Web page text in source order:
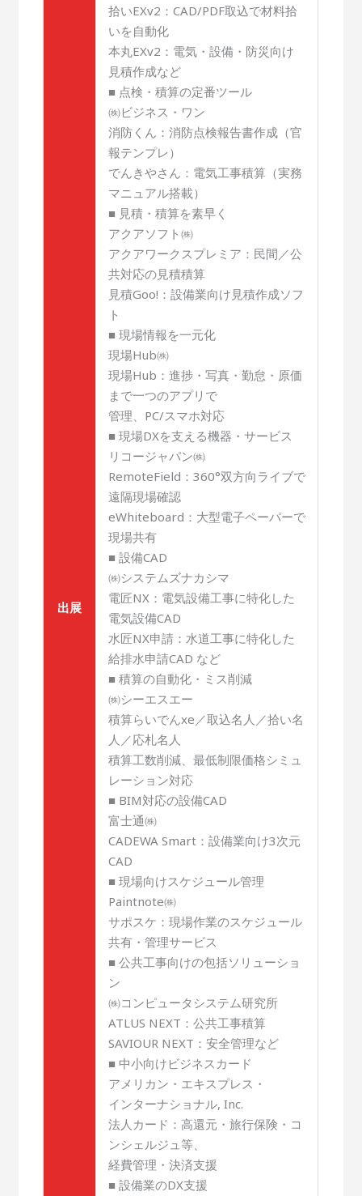
出展
拾いEXv2：CAD/PDF取込で材料拾
いを自動化
本丸EXv2：電気・設備・防災向け
見積作成など
■ 点検・積算の定番ツール
㈱ビジネス・ワン
消防くん：消防点検報告書作成（官
報テンプレ）
でんきやさん：電気工事積算（実務
マニュアル搭載）
■ 見積・積算を素早く
アクアソフト㈱
アクアワークスプレミア：民間／公
共対応の見積積算
見積Goo!：設備業向け見積作成ソフ
ト
■ 現場情報を一元化
現場Hub㈱
現場Hub：進捗・写真・勤怠・原価
まで一つのアプリで
管理、PC/スマホ対応
■ 現場DXを支える機器・サービス
リコージャパン㈱
RemoteField：360°双方向ライブで
遠隔現場確認
eWhiteboard：大型電子ペーパーで
現場共有
■ 設備CAD
㈱システムズナカシマ
電匠NX：電気設備工事に特化した
電気設備CAD
水匠NX申請：水道工事に特化した
給排水申請CAD など
■ 積算の自動化・ミス削減
㈱シーエスエー
積算らいでんxe／取込名人／拾い名
人／応札名人
積算工数削減、最低制限価格シミュ
レーション対応
■ BIM対応の設備CAD
富士通㈱
CADEWA Smart：設備業向け3次元
CAD
■ 現場向けスケジュール管理
Paintnote㈱
サポスケ：現場作業のスケジュール
共有・管理サービス
■ 公共工事向けの包括ソリューショ
ン
㈱コンピュータシステム研究所
ATLUS NEXT：公共工事積算
SAVIOUR NEXT：安全管理など
■ 中小向けビジネスカード
アメリカン・エキスプレス・
インターナショナル, Inc.
法人カード：高還元・旅行保険・コ
ンシェルジュ等、
経費管理・決済支援
■ 設備業のDX支援